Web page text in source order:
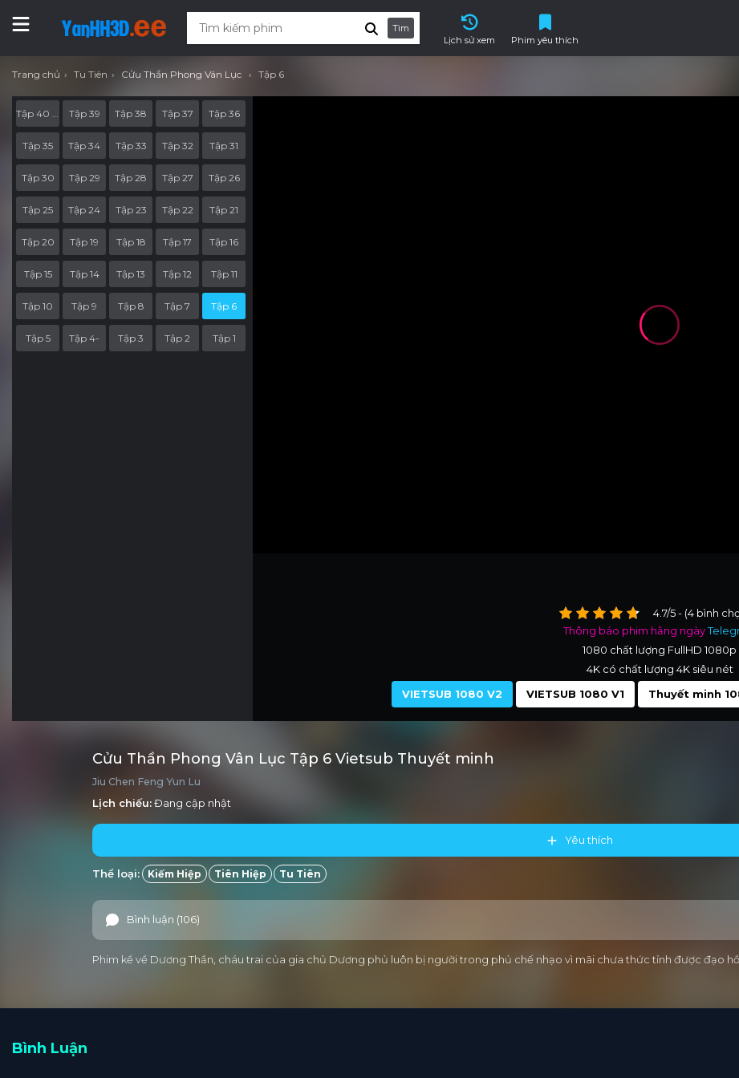
Tìm
Lịch sử xem
Phim yêu thích
Trang chủ Tu Tiên Cửu Thần Phong Vân Lục Tập 6
4.7/5 - (4 bình
Thông báo phim hằng ngày
1080 chất lượng FullHD 1080p
4K có chất lượng 4K siêu nét
VIETSUB 1080 V2
VIETSUB 1080 V1 Thuyết minh
Tập 39 Tập 38 Tập 37 Tập 36
Tập 35 Tập 34 Tập 33 Tập 32 Tập 31
Tập 30 Tập 29 Tập 28 Tập 27 Tập 26
Tập 25 Tập 24 Tập 23 Tập 22 Tập 21
Tập 20 Tập 19 Tập 18 Tập 17 Tập 16
Tập 15 Tập 14 Tập 13 Tập 12 Tập 11
Tập 10 Tập 9 Tập 8 Tập 7 Tập 6
Tập 5 Tập 4- Tập 3 Tập 2 Tập 1
Cửu Thần Phong Vân Lục Tập 6 Vietsub Thuyết minh
Jiu Chen Feng Yun Lu
Lịch chiếu:Đang cập nhật
Yêu thích
Thể loại: Kiếm Hiệp Tiên Hiệp Tu Tiên
Bình luận (106)
Phim kể về Dương Thần, cháu trai của gia chủ Dương phủ luôn bị người trong phủ chế nhạo vì mãi chưa thức tỉnh được đạo
Bình Luận